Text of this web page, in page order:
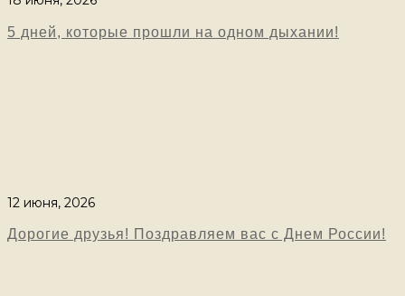
5 дней, которые прошли на одном дыхании!
12 июня, 2026
Дорогие друзья! Поздравляем вас с Днем России!